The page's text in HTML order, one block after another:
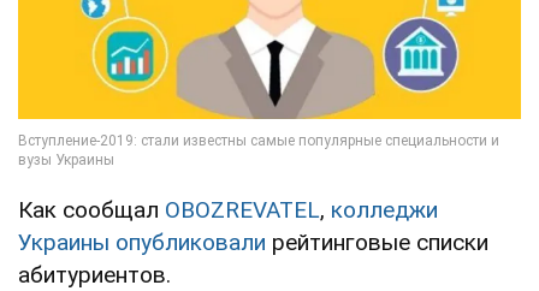
Как сообщал OBOZREVATEL, колледжи
Украины опубликовали рейтинговые списки
абитуриентов.